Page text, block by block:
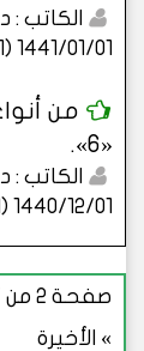
الكاتب
1441/01/01 (06:01 صباحاً)
من
«6».
الكاتب
1440/12/01 (06:01 صباحاً)
صفحة 2 من 7
» الأخيرة